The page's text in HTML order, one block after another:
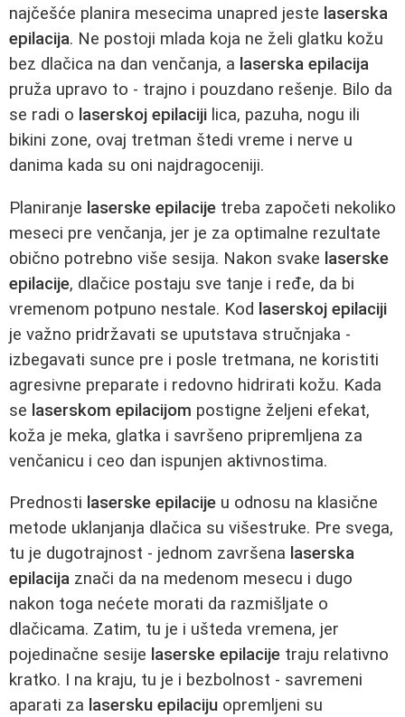
najčešće planira mesecima unapred jeste laserska
epilacija. Ne postoji mlada koja ne želi glatku kožu
bez dlačica na dan venčanja, a laserska epilacija
pruža upravo to - trajno i pouzdano rešenje. Bilo da
se radi o laserskoj epilaciji lica, pazuha, nogu ili
bikini zone, ovaj tretman štedi vreme i nerve u
danima kada su oni najdragoceniji.
Planiranje laserske epilacije treba započeti nekoliko
meseci pre venčanja, jer je za optimalne rezultate
obično potrebno više sesija. Nakon svake laserske
epilacije, dlačice postaju sve tanje i ređe, da bi
vremenom potpuno nestale. Kod laserskoj epilaciji
je važno pridržavati se uputstava stručnjaka -
izbegavati sunce pre i posle tretmana, ne koristiti
agresivne preparate i redovno hidrirati kožu. Kada
se laserskom epilacijom postigne željeni efekat,
koža je meka, glatka i savršeno pripremljena za
venčanicu i ceo dan ispunjen aktivnostima.
Prednosti laserske epilacije u odnosu na klasične
metode uklanjanja dlačica su višestruke. Pre svega,
tu je dugotrajnost - jednom završena laserska
epilacija znači da na medenom mesecu i dugo
nakon toga nećete morati da razmišljate o
dlačicama. Zatim, tu je i ušteda vremena, jer
pojedinačne sesije laserske epilacije traju relativno
kratko. I na kraju, tu je i bezbolnost - savremeni
aparati za lasersku epilaciju opremljeni su